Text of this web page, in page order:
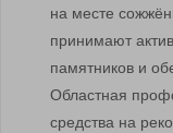
на месте
принимают
памятников и
Областная
средства на